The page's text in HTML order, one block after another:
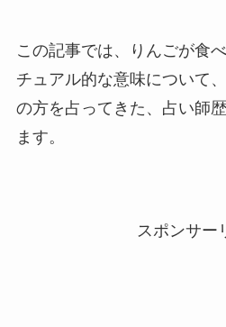
この記事では、りんごが食
チュアル的な意味について
の方を占ってきた、占い師
ます。
スポンサー